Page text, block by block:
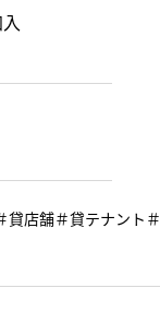
入
貸店舗＃貸テナント＃